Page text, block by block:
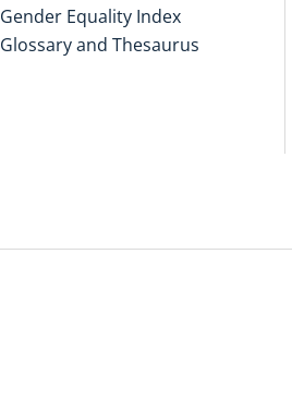
Gender Equality Index
Glossary and Thesaurus